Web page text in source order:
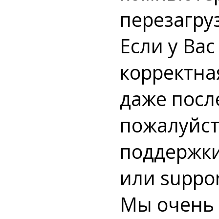
Если у
даже
или
Мы очень